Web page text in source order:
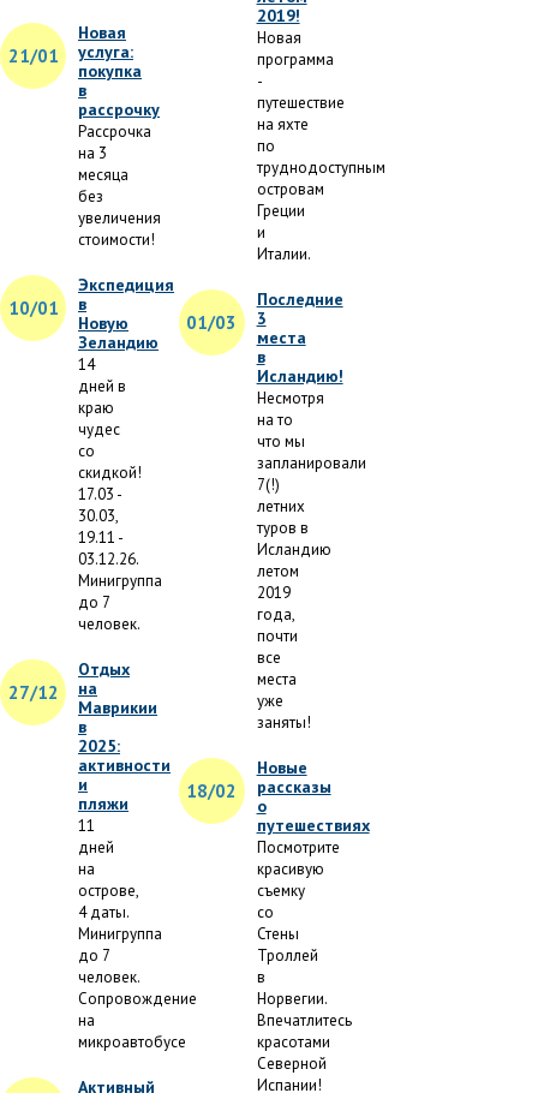
21/01
Новая
услуга:
покупка
в
рассрочку
Рассрочка
на 3
месяца
без
увеличения
стоимости!
10/01
Экспедиция
в
Новую
Зеландию
14
дней в
краю
чудес
со
скидкой!
17.03 -
30.03,
19.11 -
03.12.26.
Минигруппа
до 7
человек.
27/12
Отдых
на
Маврикии
в
2025:
активности
и
пляжи
11
дней
на
острове,
4 даты.
Минигруппа
до 7
человек.
Сопровождение
на
микроавтобусе
Активный
2019!
Новая
программа
-
путешествие
на яхте
по
труднодоступным
островам
Греции
и
Италии.
01/03
Последние
3
места
в
Исландию!
Несмотря
на то
что мы
запланировали
7(!)
летних
туров в
Исландию
летом
2019
года,
почти
все
места
уже
заняты!
18/02
Новые
рассказы
о
путешествиях
Посмотрите
красивую
съемку
со
Стены
Троллей
в
Норвегии.
Впечатлитесь
красотами
Северной
Испании!